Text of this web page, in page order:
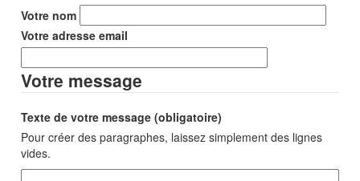
Votre nom
Votre adresse email
Votre message
Texte de votre message (obligatoire)
Pour créer des paragraphes, laissez simplement des lignes
vides.